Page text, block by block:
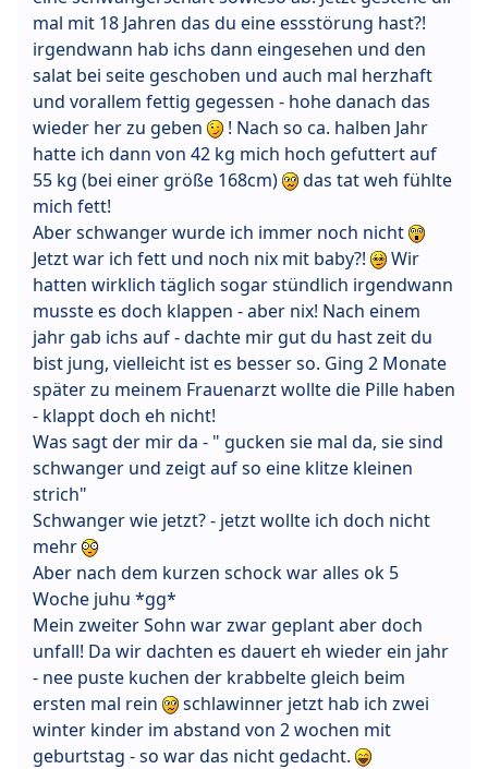
mal mit 18 Jahren das du eine essstörung hast?!
irgendwann hab ichs dann eingesehen und den
salat bei seite geschoben und auch mal herzhaft
und vorallem fettig gegessen - hohe danach das
wieder her zu geben
! Nach so ca. halben Jahr
hatte ich dann von 42 kg mich hoch gefuttert auf
55 kg (bei einer größe 168cm)
das tat weh fühlte
mich fett!
Aber schwanger wurde ich immer noch nicht
Jetzt war ich fett und noch nix mit baby?!
Wir
hatten wirklich täglich sogar stündlich irgendwann
musste es doch klappen - aber nix! Nach einem
jahr gab ichs auf - dachte mir gut du hast zeit du
bist jung, vielleicht ist es besser so. Ging 2 Monate
später zu meinem Frauenarzt wollte die Pille haben
- klappt doch eh nicht!
Was sagt der mir da - " gucken sie mal da, sie sind
schwanger und zeigt auf so eine klitze kleinen
strich"
Schwanger wie jetzt? - jetzt wollte ich doch nicht
mehr
Aber nach dem kurzen schock war alles ok 5
Woche juhu *gg*
Mein zweiter Sohn war zwar geplant aber doch
unfall! Da wir dachten es dauert eh wieder ein jahr
- nee puste kuchen der krabbelte gleich beim
ersten mal rein
schlawinner jetzt hab ich zwei
winter kinder im abstand von 2 wochen mit
geburtstag - so war das nicht gedacht.